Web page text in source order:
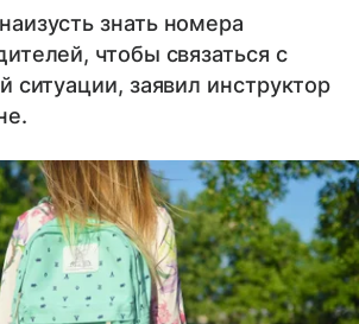
знать номера
чтобы связаться с
ситуации, заявил инструктор